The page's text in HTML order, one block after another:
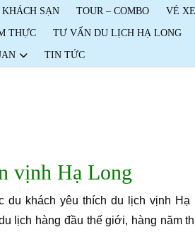
KHÁCH SẠN TOUR – COMBO VÉ XE
THỰC TƯ VẤN DU LỊCH HẠ LONG
TIN TỨC
vịnh Hạ Long
du khách yêu thích du lịch vịnh Hạ
lịch hàng đầu thế giới, hàng năm